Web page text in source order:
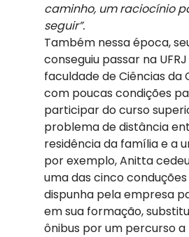
caminho, um raciocínio
seguir”.
Também nessa época,
conseguiu passar na
faculdade de Ciências da
com poucas condições
participar do curso
problema de distância
residência da família e a
por exemplo, Anitta
uma das cinco
dispunha pela empresa
em sua formação,
ônibus por um percurso a